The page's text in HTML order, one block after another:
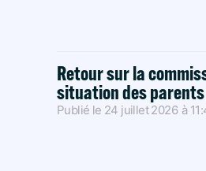
Retour sur la
situation des
Publié le 24 juillet 2026 à